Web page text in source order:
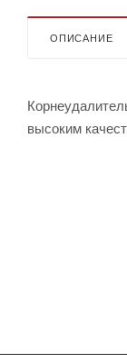
ОПИСАНИЕ
высоким